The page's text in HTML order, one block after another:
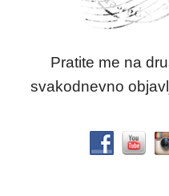
Pratite me na
svakodnevno